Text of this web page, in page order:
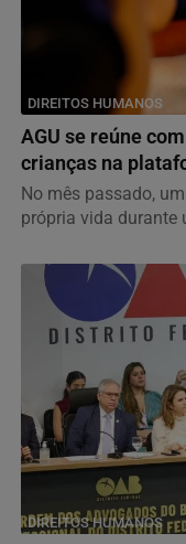
DIREITOS HUMANOS
AGU se reúne
crianças na
No mês passado,
própria vida durante
DIREITOS HUMANOS